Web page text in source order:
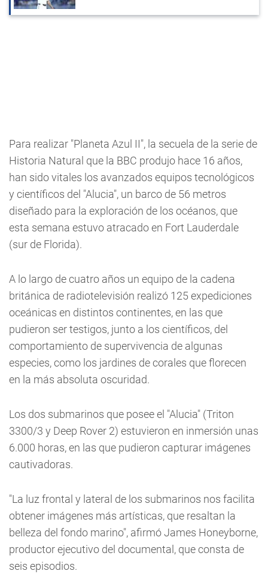
Para realizar "Planeta Azul II", la secuela de la serie de
Historia Natural que la BBC produjo hace 16 años,
han sido vitales los avanzados equipos tecnológicos
y científicos del "Alucia", un barco de 56 metros
diseñado para la exploración de los océanos, que
esta semana estuvo atracado en Fort Lauderdale
(sur de Florida).
A lo largo de cuatro años un equipo de la cadena
británica de radiotelevisión realizó 125 expediciones
oceánicas en distintos continentes, en las que
pudieron ser testigos, junto a los científicos, del
comportamiento de supervivencia de algunas
especies, como los jardines de corales que florecen
en la más absoluta oscuridad.
Los dos submarinos que posee el "Alucia" (Triton
3300/3 y Deep Rover 2) estuvieron en inmersión unas
6.000 horas, en las que pudieron capturar imágenes
cautivadoras.
"La luz frontal y lateral de los submarinos nos facilita
obtener imágenes más artísticas, que resaltan la
belleza del fondo marino", afirmó James Honeyborne,
productor ejecutivo del documental, que consta de
seis episodios.